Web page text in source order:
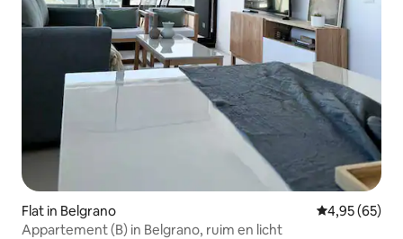
Flat in Belgrano Gemiddelde
4,95 (65)
Appartement (B) in Belgrano, ruim en licht